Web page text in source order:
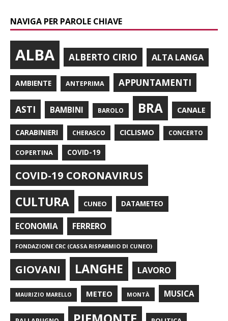
NAVIGA PER PAROLE CHIAVE
ALBA ALBERTO CIRIO ALTA LANGA
AMBIENTE ANTEPRIMA APPUNTAMENTI
ASTI BAMBINI BAROLO BRA CANALE
CARABINIERI CHERASCO CICLISMO CONCERTO
COPERTINA COVID-19
COVID-19 CORONAVIRUS
CULTURA CUNEO DATAMETEO
ECONOMIA FERRERO
FONDAZIONE CRC (CASSA RISPARMIO DI CUNEO)
GIOVANI LANGHE LAVORO
MAURIZIO MARELLO METEO MONTÀ MUSICA